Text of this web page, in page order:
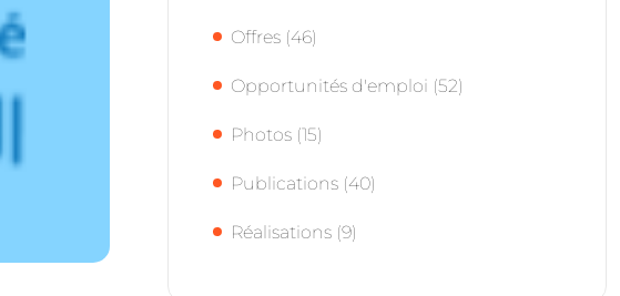
Offres (46)
Opportunités d'emploi (52)
Photos (15)
Publications (40)
Réalisations (9)